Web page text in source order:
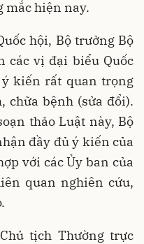
mắc hiện nay.
hội, Bộ trưởng Bộ
các vị đại biểu Quốc
kiến rất quan trọng
chữa bệnh (sửa đổi).
thảo Luật này, Bộ
đầy đủ ý kiến của
với các Ủy ban của
quan nghiên cứu,
tịch Thường trực